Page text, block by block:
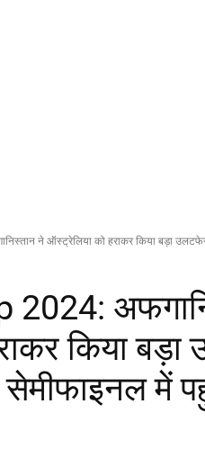
ने ऑस्ट्रेलिया को हराकर किया बड़ा
2024:
किया
सेमीफाइनल में